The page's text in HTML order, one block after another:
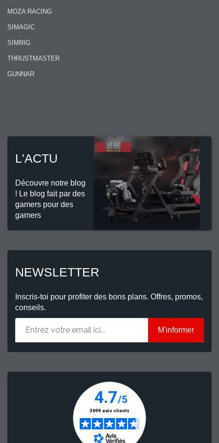
MOZA RACING
SIMAGIC
SIMRIG
THRUSTMASTER
GUNNAR
L'ACTU
Découvre notre blog
! Le blog fait par des
gamers pour des
gamers
NEWSLETTER
Inscris-toi pour profiter des bons plans. Offres, promos,
conseils.
M'informer